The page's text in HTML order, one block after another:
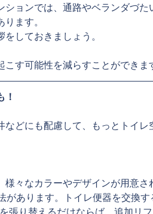
ョンでは、通路やベランダづた
ます。
しておきましょう。
す可能性を減らすことができま
などにも配慮して、もっとトイレ
々なカラーやデザインが用意さ
あります。トイレ便器を交換す